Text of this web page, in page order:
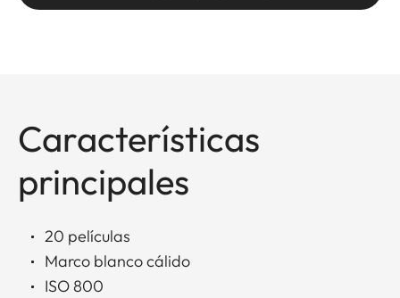
Características
principales
20 películas
Marco blanco cálido
ISO 800